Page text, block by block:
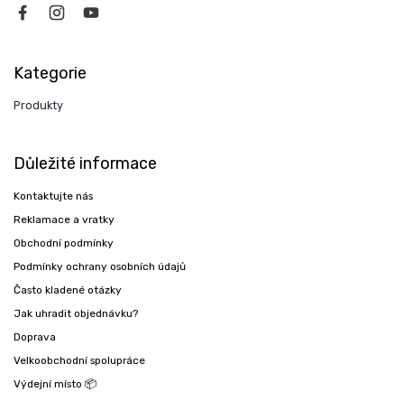
Kategorie
Produkty
Důležité informace
Kontaktujte nás
Reklamace a vratky
Obchodní podmínky
Podmínky ochrany osobních údajů
Často kladené otázky
Jak uhradit objednávku?
Doprava
Velkoobchodní spolupráce
Výdejní místo 📦